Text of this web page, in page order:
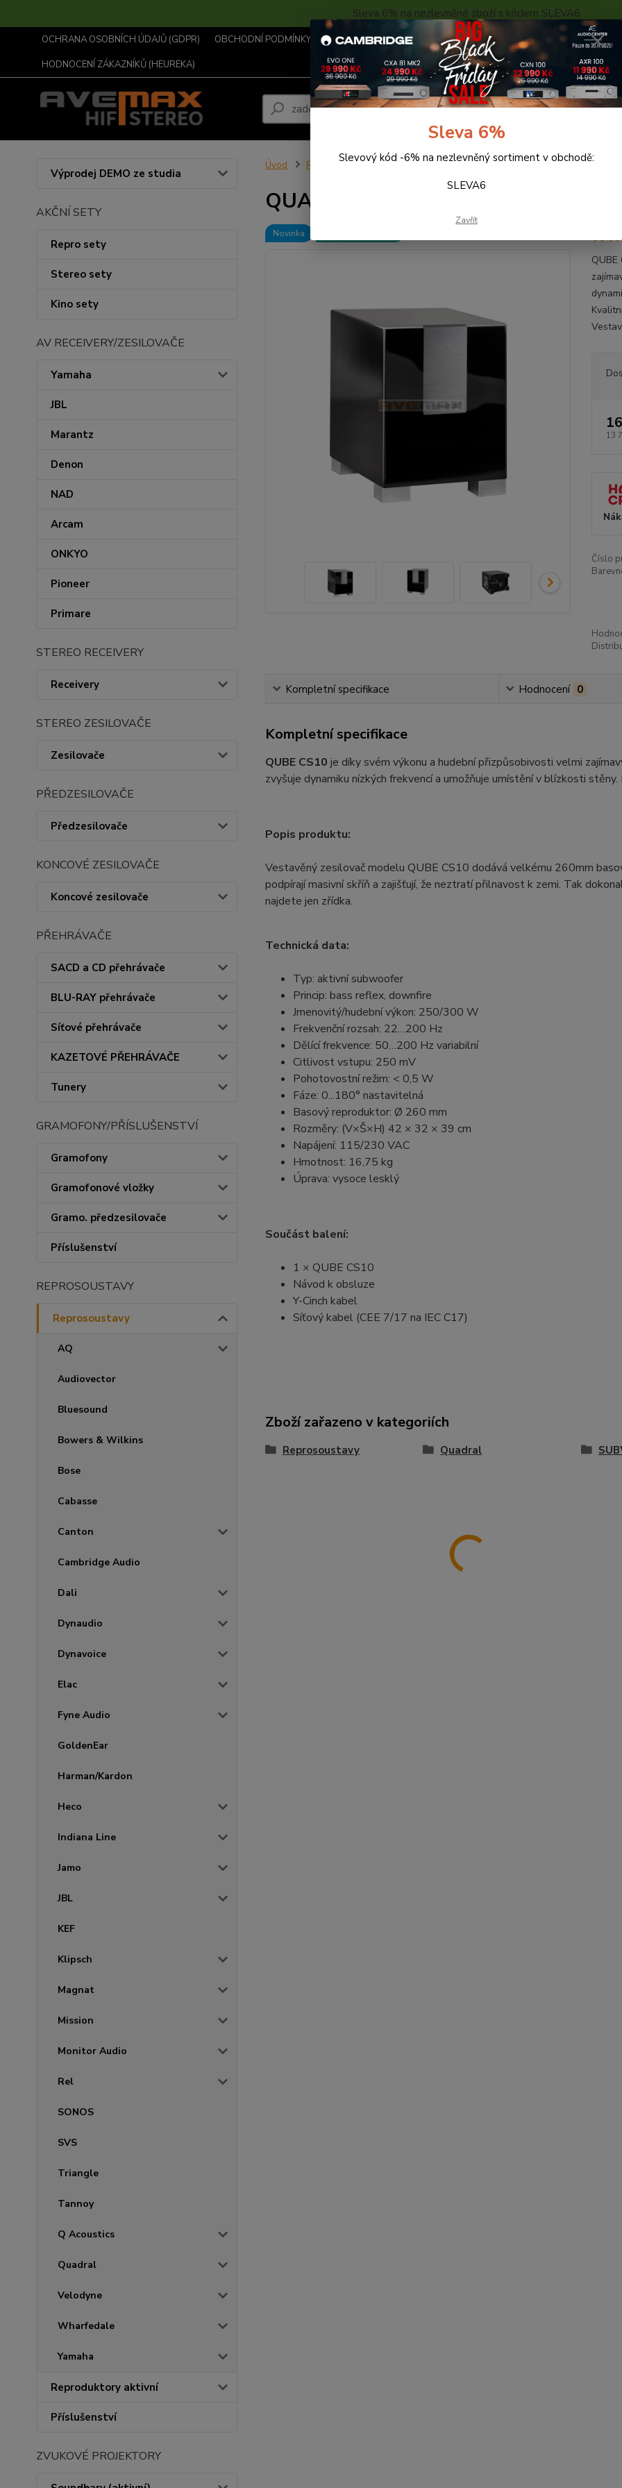
Sleva 6% na nezlevněné zboží s kódem SLEVA6
OCHRANA OSOBNÍCH ÚDAJŮ (GDPR) OBCHODNÍ PODMÍNKY ... KONTAKTY O NÁS
POPTÁVKA ZBOŽÍ - KALKULACE
HODNOCENÍ ZÁKAZNÍKŮ (HEUREKA)
Hledat
Výprodej DEMO ze studia
AKČNÍ SETY
Repro sety
Stereo sety
Kino sety
AV RECEIVERY/ZESILOVAČE
Yamaha
JBL
Marantz
Denon
NAD
Arcam
ONKYO
Pioneer
Primare
STEREO RECEIVERY
Receivery
STEREO ZESILOVAČE
Zesilovače
PŘEDZESILOVAČE
Předzesilovače
KONCOVÉ ZESILOVAČE
Koncové zesilovače
PŘEHRÁVAČE
SACD a CD přehrávače
BLU-RAY přehrávače
Síťové přehrávače
KAZETOVÉ PŘEHRÁVAČE
Tunery
GRAMOFONY/PŘÍSLUŠENSTVÍ
Gramofony
Gramofonové vložky
Gramo. předzesilovače
Příslušenství
REPROSOUSTAVY
Reprosoustavy
AQ
Audiovector
Bluesound
Bowers & Wilkins
Bose
Cabasse
Canton
Cambridge Audio
Dali
Dynaudio
Dynavoice
Elac
Fyne Audio
GoldenEar
Harman/Kardon
Heco
Indiana Line
Jamo
JBL
KEF
Klipsch
Magnat
Mission
Monitor Audio
Rel
SONOS
SVS
Triangle
Tannoy
Q Acoustics
Quadral
Velodyne
Wharfedale
Yamaha
Reproduktory aktivní
Příslušenství
ZVUKOVÉ PROJEKTORY
Úvod Reprosoustavy QUADRAL QUBE CS10 Active (černá)
QUADRAL QUBE CS10 Active
Novinka
13
Číslo
Kompletní specifikace Hodnocení 0
Kompletní specifikace
QUBE CS10 je díky svém výkonu a hudební přizpůsobivosti velmi
zvyšuje dynamiku nízkých frekvencí a umožňuje umístění v blízkosti
Popis produktu:
Vestavěný zesilovač modelu QUBE CS10 dodává velkému 260mm
podpírají masivní skříň a zajišťují, že neztratí přilnavost k zemi. Tak
najdete jen zřídka.
Technická data:
Typ: aktivní subwoofer
Princip: bass reflex, downfire
Jmenovitý/hudební výkon: 250/300 W
Frekvenční rozsah: 22…200 Hz
Dělící frekvence: 50…200 Hz variabilní
Citlivost vstupu: 250 mV
Pohotovostní režim: < 0,5 W
Fáze: 0...180° nastavitelná
Basový reproduktor: Ø 260 mm
Rozměry: (V×Š×H) 42 × 32 × 39 cm
Napájení: 115/230 VAC
Hmotnost: 16,75 kg
Úprava: vysoce lesklý
Součást balení:
1 × QUBE CS10
Návod k obsluze
Y-Cinch kabel
Síťový kabel (CEE 7/17 na IEC C17)
Zboží zařazeno v kategoriích
Reprosoustavy Quadral
Sleva 6%
Slevový kód -6% na nezlevněný sortiment v obchodě:
SLEVA6
Zavřít